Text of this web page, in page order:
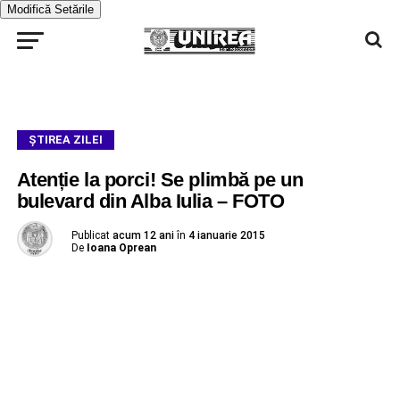
Modifică Setările
ŞTIREA ZILEI
Atenție la porci! Se plimbă pe un
bulevard din Alba Iulia – FOTO
Publicat acum 12 ani în 4 ianuarie 2015
De Ioana Oprean